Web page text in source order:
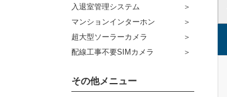
入退室管理システム
マンションインターホン
超大型ソーラーカメラ
配線工事不要SIMカメラ
その他メニュー